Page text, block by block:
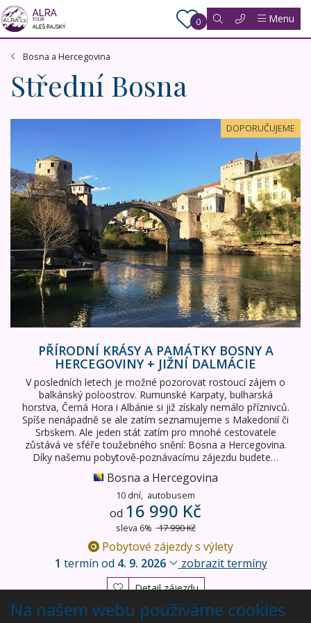
0 Menu
Bosna a Hercegovina
Střední Bosna
DOPORUČUJEME
Přírodní krásy a památky Bosny a Hercegoviny + jižní
PŘÍRODNÍ KRÁSY A PAMÁTKY BOSNY A
HERCEGOVINY + JIŽNÍ DALMÁCIE
V posledních letech je možné pozorovat rostoucí zájem o
balkánský poloostrov. Rumunské Karpaty, bulharská
horstva, Černá Hora i Albánie si již získaly nemálo příznivců.
Spíše nenápadně se ale zatím seznamujeme s Makedonií či
Srbskem. Ale jeden stát zatím pro mnohé cestovatele
zůstává ve sféře toužebného snění: Bosna a Hercegovina.
Díky našemu pobytově-poznávacímu zájezdu budete…
Bosna a Hercegovina
10 dní, autobusem
od 16 990 Kč
sleva 6% 17 990 Kč
Pobytové zájezdy s výlety
1 termín od 4. 9. 2026 zobrazit termíny
Detail zájezdu
Na našem webu používáme cookies